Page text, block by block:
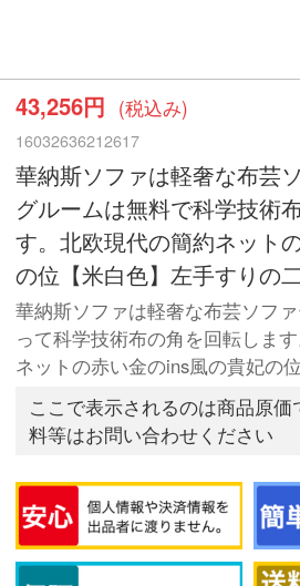
43,256円 (税込み)
16032636212617
華納斯ソファは軽奢な布芸
グルームは無料で科学技術
す。北欧現代の簡約ネット
の位【米白色】左手すりの
華納斯ソファは軽奢な布芸ソフ
って科学技術布の角を回転しま
ネットの赤い金のins風の貴妃の位
ここで表示されるのは商品原
料等はお問い合わせください